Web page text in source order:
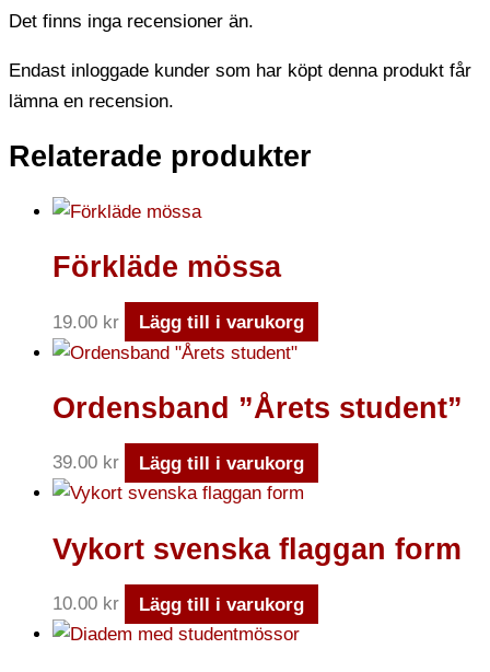
Det finns inga recensioner än.
Endast inloggade kunder som har köpt denna produkt får
lämna en recension.
Relaterade produkter
Förkläde mössa
19.00 kr Lägg till i varukorg
Ordensband ”Årets student”
39.00 kr Lägg till i varukorg
Vykort svenska flaggan form
10.00 kr Lägg till i varukorg